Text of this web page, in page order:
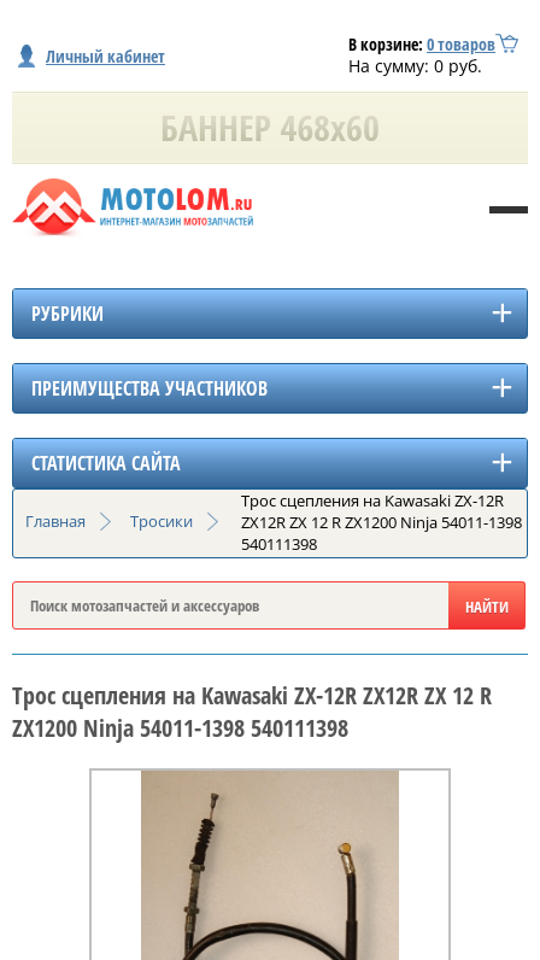
Личный кабинет В корзине: 0товаров
На сумму: 0 руб.
РУБРИКИ
ПРЕИМУЩЕСТВА УЧАСТНИКОВ
СТАТИСТИКА САЙТА
Главная Тросики
Трос сцепления на Kawasaki ZX-12R
ZX12R ZX 12 R ZX1200 Ninja 54011-1398
540111398
Трос сцепления на Kawasaki ZX-12R ZX12R ZX 12 R
ZX1200 Ninja 54011-1398 540111398